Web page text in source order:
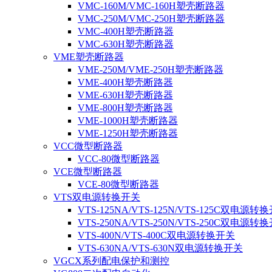
VMC-160M/VMC-160H塑壳断路器
VMC-250M/VMC-250H塑壳断路器
VMC-400H塑壳断路器
VMC-630H塑壳断路器
VME塑壳断路器
VME-250M/VME-250H塑壳断路器
VME-400H塑壳断路器
VME-630H塑壳断路器
VME-800H塑壳断路器
VME-1000H塑壳断路器
VME-1250H塑壳断路器
VCC微型断路器
VCC-80微型断路器
VCE微型断路器
VCE-80微型断路器
VTS双电源转换开关
VTS-125NA/VTS-125N/VTS-125C双电源转换
VTS-250NA/VTS-250N/VTS-250C双电源转换
VTS-400N/VTS-400C双电源转换开关
VTS-630NA/VTS-630N双电源转换开关
VGCX系列配电保护和测控